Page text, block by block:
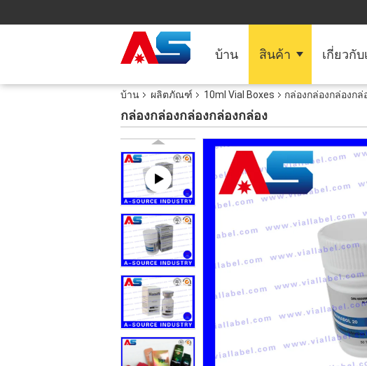
บ้าน สินค้า เกี่ยวกับ
บ้าน ผลิตภัณฑ์ 10ml Vial Boxes กล่องกล่องกล่องกล่
กล่องกล่องกล่องกล่องกล่อง